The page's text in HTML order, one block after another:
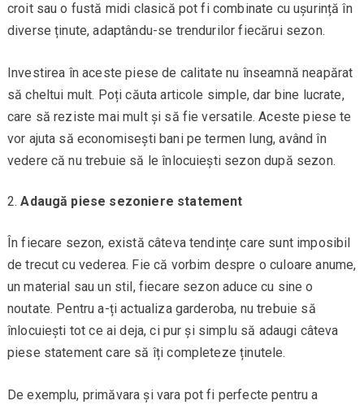
croit sau o fustă midi clasică pot fi combinate cu ușurință în
diverse ținute, adaptându-se trendurilor fiecărui sezon.
Investirea în aceste piese de calitate nu înseamnă neapărat
să cheltui mult. Poți căuta articole simple, dar bine lucrate,
care să reziste mai mult și să fie versatile. Aceste piese te
vor ajuta să economisești bani pe termen lung, având în
vedere că nu trebuie să le înlocuiești sezon după sezon.
Adaugă piese sezoniere statement
În fiecare sezon, există câteva tendințe care sunt imposibil
de trecut cu vederea. Fie că vorbim despre o culoare anume,
un material sau un stil, fiecare sezon aduce cu sine o
noutate. Pentru a-ți actualiza garderoba, nu trebuie să
înlocuiești tot ce ai deja, ci pur și simplu să adaugi câteva
piese statement care să îți completeze ținutele.
De exemplu, primăvara și vara pot fi perfecte pentru a